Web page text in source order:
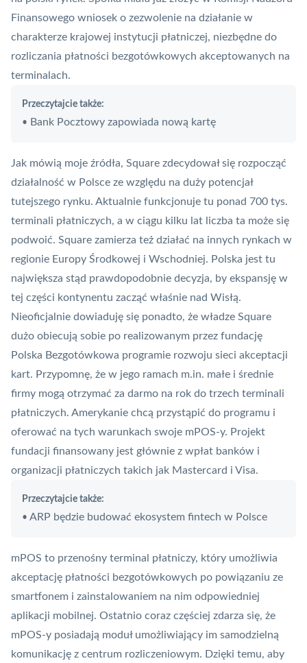
Finansowego wniosek o zezwolenie na działanie w
charakterze krajowej instytucji płatniczej, niezbędne do
rozliczania płatności bezgotówkowych akceptowanych na
terminalach.
Przeczytajcie także:
• Bank Pocztowy zapowiada nową kartę
Jak mówią moje źródła, Square zdecydował się rozpocząć
działalność w Polsce ze względu na duży potencjał
tutejszego rynku. Aktualnie funkcjonuje tu ponad 700 tys.
terminali płatniczych, a w ciągu kilku lat liczba ta może się
podwoić. Square zamierza też działać na innych rynkach w
regionie Europy Środkowej i Wschodniej. Polska jest tu
największa stąd prawdopodobnie decyzja, by ekspansję w
tej części kontynentu zacząć właśnie nad Wisłą.
Nieoficjalnie dowiaduję się ponadto, że władze Square
dużo obiecują sobie po realizowanym przez fundację
Polska Bezgotówkowa programie rozwoju sieci akceptacji
kart. Przypomnę, że w jego ramach m.in. małe i średnie
firmy mogą otrzymać za darmo na rok do trzech terminali
płatniczych. Amerykanie chcą przystąpić do programu i
oferować na tych warunkach swoje mPOS-y. Projekt
fundacji finansowany jest głównie z wpłat banków i
organizacji płatniczych takich jak Mastercard i Visa.
Przeczytajcie także:
• ARP będzie budować ekosystem fintech w Polsce
mPOS to przenośny terminal płatniczy, który umożliwia
akceptację płatności bezgotówkowych po powiązaniu ze
smartfonem i zainstalowaniem na nim odpowiedniej
aplikacji mobilnej. Ostatnio coraz częściej zdarza się, że
mPOS-y posiadają moduł umożliwiający im samodzielną
komunikację z centrum rozliczeniowym. Dzięki temu, aby